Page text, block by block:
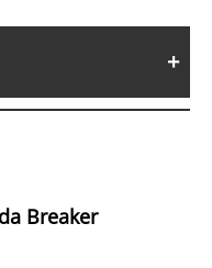
Breaker